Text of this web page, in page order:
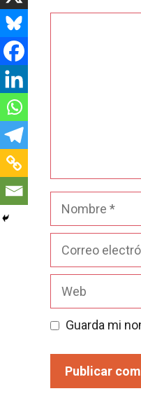
Nombre
Guarda mi